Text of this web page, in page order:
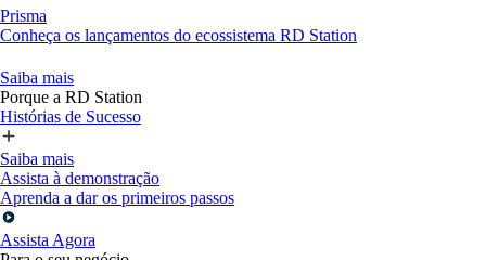
Prisma
Conheça os lançamentos do ecossistema RD Station
Saiba mais
Porque a RD Station
Histórias de Sucesso
Saiba mais
Assista à demonstração
Aprenda a dar os primeiros passos
Assista Agora